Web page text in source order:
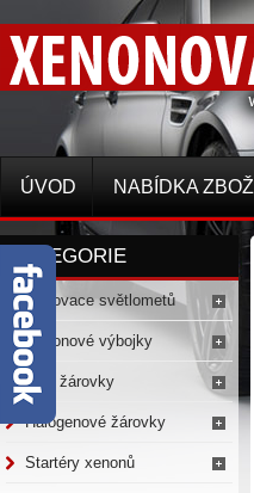
ÚVOD NABÍDKA ZBOŽÍ
KATEGORIE
Renovace světlometů
Xenonové výbojky
LED žárovky
Halogenové žárovky
Startéry xenonů